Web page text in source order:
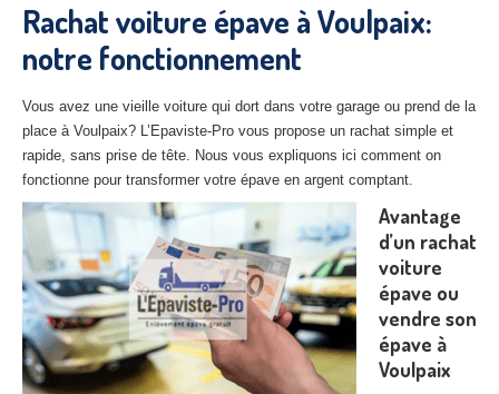
45 – Loiret
28– Eure-et-Loir
27– Eure
10– Aube
– Aisne
les secteurs
CENTREVHU AGRÉE
Centreagréé VHU Paris 75 : casse auto avec destruction
Centreagréé VHU 77 : casse auto avec destruction
Rachat voiture épave à Voulpaix:
notre fonctionnement
Vous avez une vieille voiture qui dort dans votre garage ou prend de la
place à Voulpaix? L’Epaviste-Pro vous propose un rachat simple et
rapide, sans prise de tête. Nous vous expliquons ici comment on
fonctionne pour transformer votre épave en argent comptant.
Avantage
d’un rachat
voiture
épave ou
vendre son
épave à
Voulpaix